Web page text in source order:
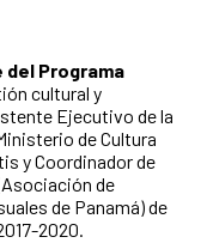
del Programa
cultural y
Ejecutivo de la
de Cultura
y Coordinador de
de
de Panamá) de
2020.